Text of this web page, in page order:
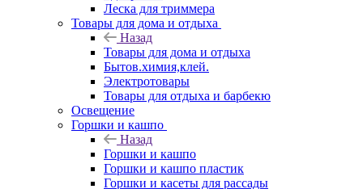
Леска для триммера
Товары для дома и отдыха
Назад
Товары для дома и отдыха
Бытов.химия,клей.
Электротовары
Товары для отдыха и барбекю
Освещение
Горшки и кашпо
Назад
Горшки и кашпо
Горшки и кашпо пластик
Горшки и касеты для рассады